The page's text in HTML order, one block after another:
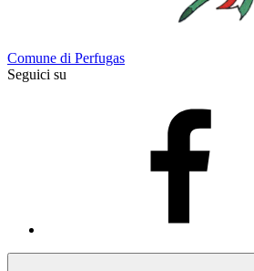
Comune di Perfugas
Seguici su